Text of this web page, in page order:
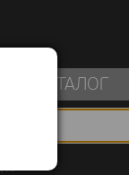
КАТАЛОГ